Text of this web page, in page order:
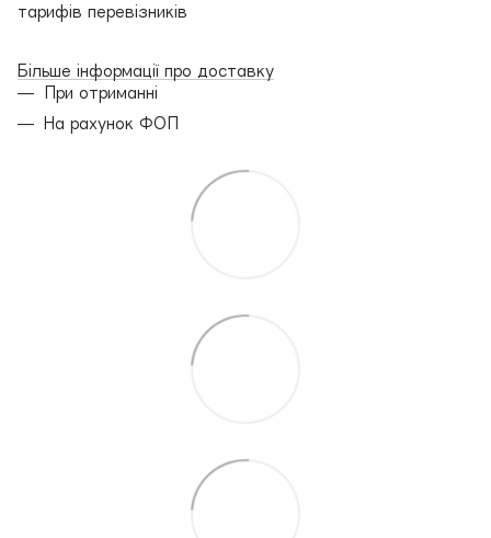
тарифів перевізників
Більше інформації про доставку
При отриманні
На рахунок ФОП